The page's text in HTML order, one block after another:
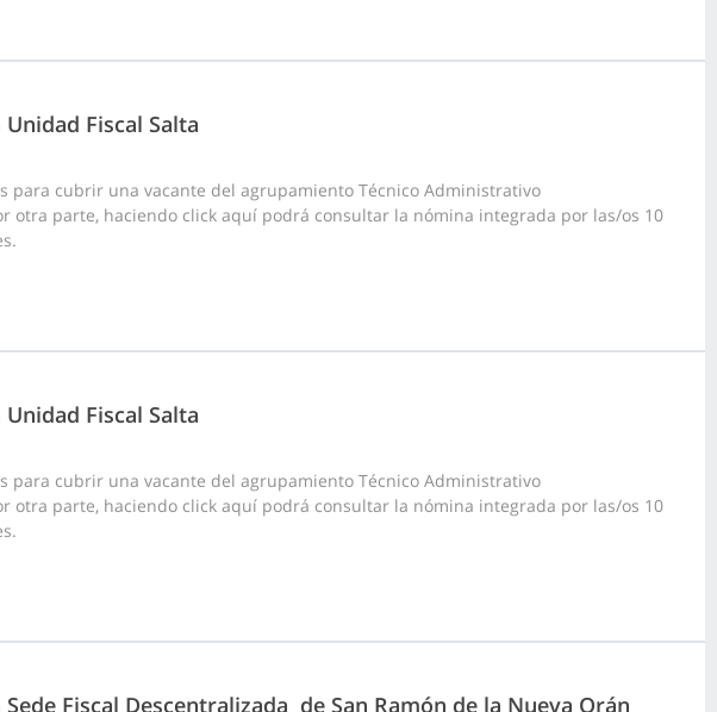
Fiscal Salta
para cubrir una vacante del agrupamiento Técnico Administrativo
otra parte, haciendo click aquí podrá consultar la nómina integrada por las/os 10
Fiscal Salta
para cubrir una vacante del agrupamiento Técnico Administrativo
otra parte, haciendo click aquí podrá consultar la nómina integrada por las/os 10
Fiscal Descentralizada de San Ramón de la Nueva Orán